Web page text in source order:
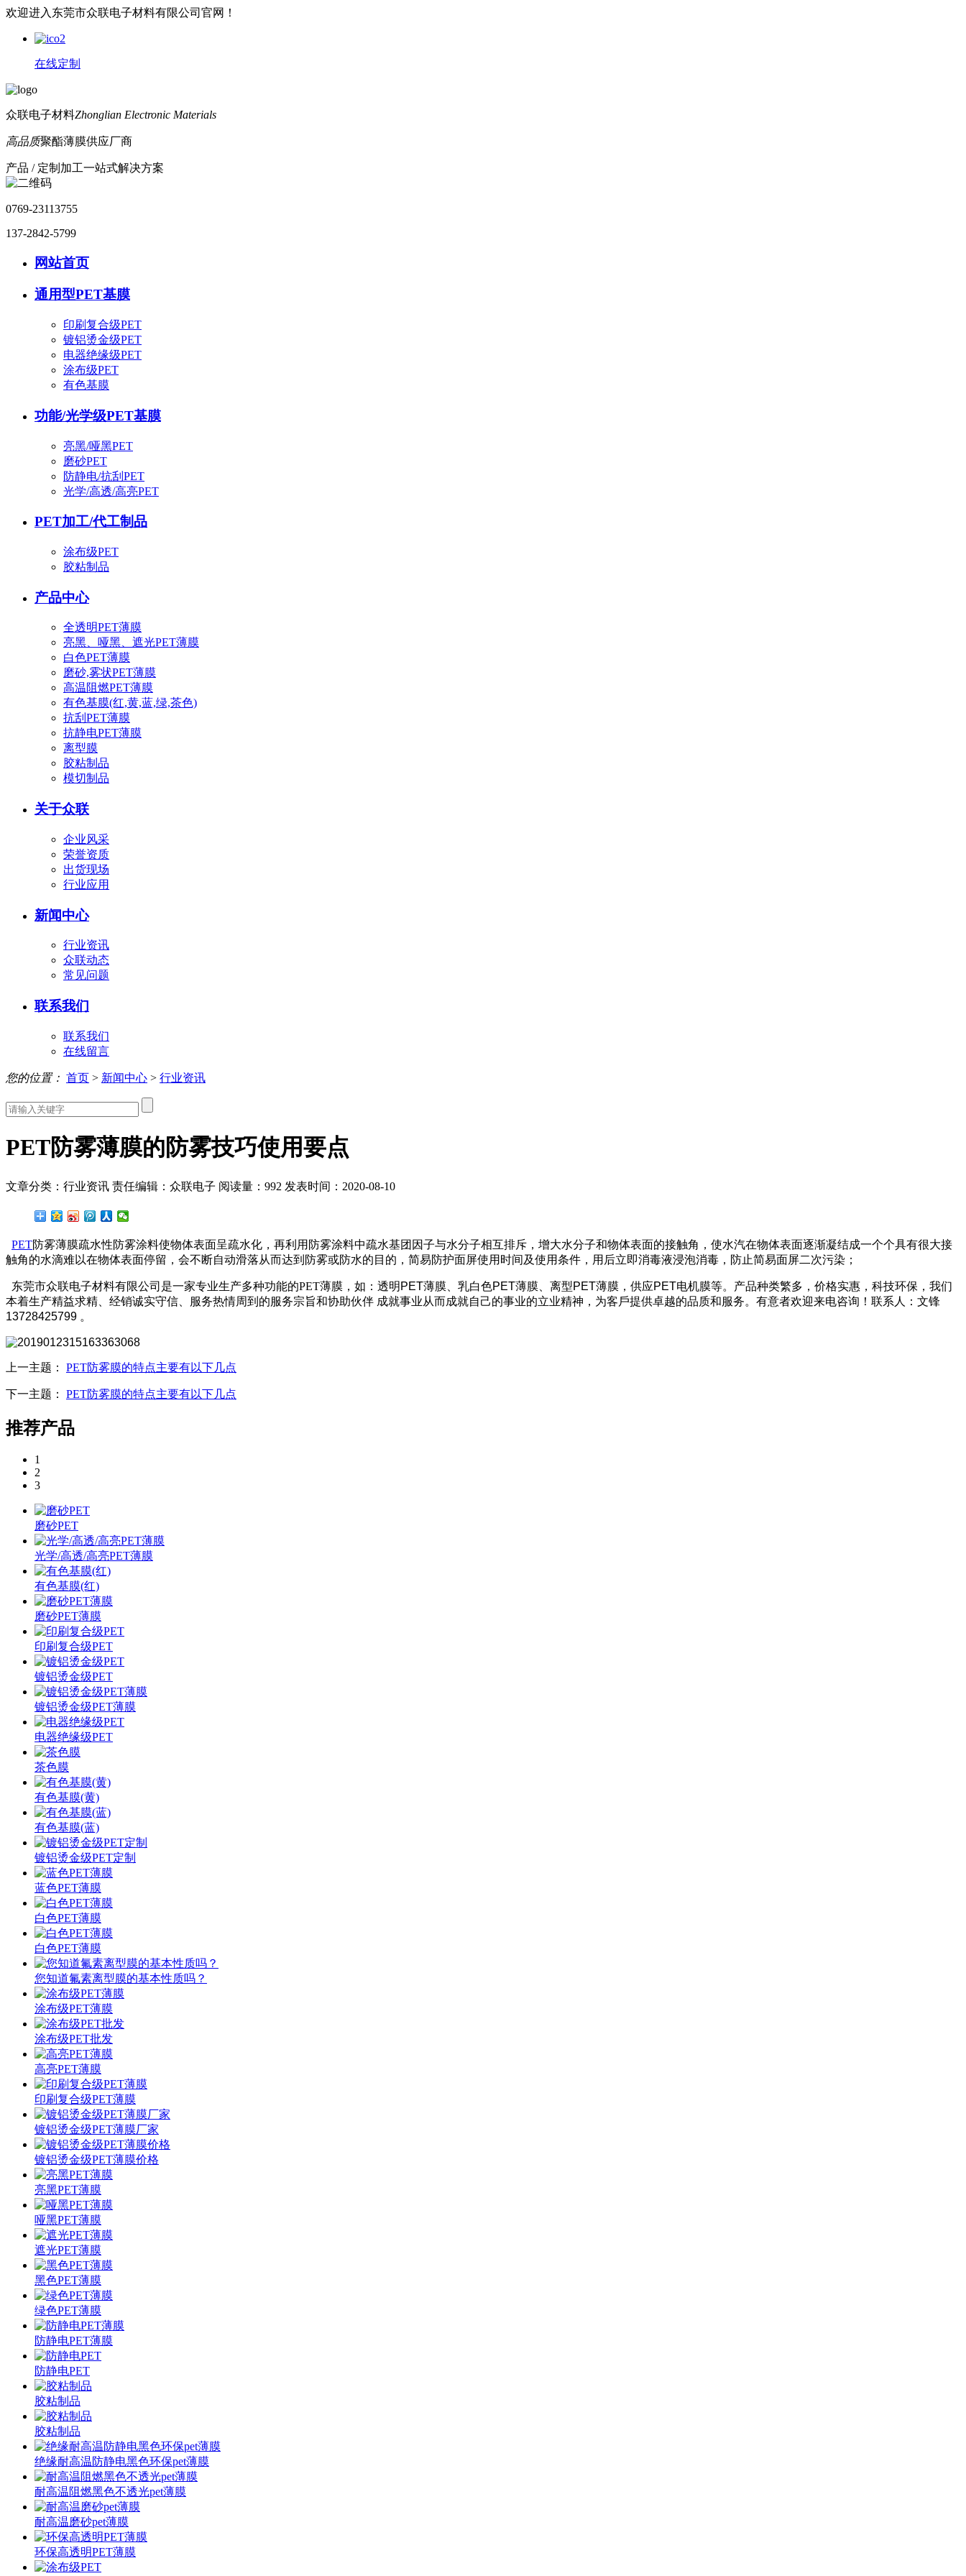
欢迎进入东莞市众联电子材料有限公司官网！
在线定制
众联电子材料Zhonglian Electronic Materials
高品质聚酯薄膜供应厂商
产品 / 定制加工一站式解决方案
0769-23113755
137-2842-5799
网站首页
通用型PET基膜
印刷复合级PET
镀铝烫金级PET
电器绝缘级PET
涂布级PET
有色基膜
功能/光学级PET基膜
亮黑/哑黑PET
磨砂PET
防静电/抗刮PET
光学/高透/高亮PET
PET加工/代工制品
涂布级PET
胶粘制品
产品中心
全透明PET薄膜
亮黑、哑黑、遮光PET薄膜
白色PET薄膜
磨砂,雾状PET薄膜
高温阻燃PET薄膜
有色基膜(红,黄,蓝,绿,茶色)
抗刮PET薄膜
抗静电PET薄膜
离型膜
胶粘制品
模切制品
关于众联
企业风采
荣誉资质
出货现场
行业应用
新闻中心
行业资讯
众联动态
常见问题
联系我们
联系我们
在线留言
您的位置： 首页 > 新闻中心 > 行业资讯
PET防雾薄膜的防雾技巧使用要点
文章分类：行业资讯 责任编辑：众联电子 阅读量： 992 发表时间：2020-08-10
PET防雾薄膜疏水性防雾涂料使物体表面呈疏水化，再利用防雾涂料中疏水基团因子与水分子相互排斥，增大水分子和物体表面的接触角，使水汽在物体表面逐渐凝结成一个个具有很大接
触角的水滴难以在物体表面停留，会不断自动滑落从而达到防雾或防水的目的，简易防护面屏使用时间及使用条件，用后立即消毒液浸泡消毒，防止简易面屏二次污染；
东莞市众联电子材料有限公司是一家专业生产多种功能的PET薄膜，如：透明PET薄膜、乳白色PET薄膜、离型PET薄膜，供应PET电机膜等。产品种类繁多，价格实惠，科技环保，我们
本着生产精益求精、经销诚实守信、服务热情周到的服务宗旨和协助伙伴 成就事业从而成就自己的事业的立业精神，为客戶提供卓越的品质和服务。有意者欢迎来电咨询！联系人：文锋
13728425799 。
上一主题： PET防雾膜的特点主要有以下几点
下一主题： PET防雾膜的特点主要有以下几点
推荐产品
1
2
3
磨砂PET
光学/高透/高亮PET薄膜
有色基膜(红)
磨砂PET薄膜
印刷复合级PET
镀铝烫金级PET
镀铝烫金级PET薄膜
电器绝缘级PET
茶色膜
有色基膜(黄)
有色基膜(蓝)
镀铝烫金级PET定制
蓝色PET薄膜
白色PET薄膜
白色PET薄膜
您知道氟素离型膜的基本性质吗？
涂布级PET薄膜
涂布级PET批发
高亮PET薄膜
印刷复合级PET薄膜
镀铝烫金级PET薄膜厂家
镀铝烫金级PET薄膜价格
亮黑PET薄膜
哑黑PET薄膜
遮光PET薄膜
黑色PET薄膜
绿色PET薄膜
防静电PET薄膜
防静电PET
胶粘制品
胶粘制品
绝缘耐高温防静电黑色环保pet薄膜
耐高温阻燃黑色不透光pet薄膜
耐高温磨砂pet薄膜
环保高透明PET薄膜